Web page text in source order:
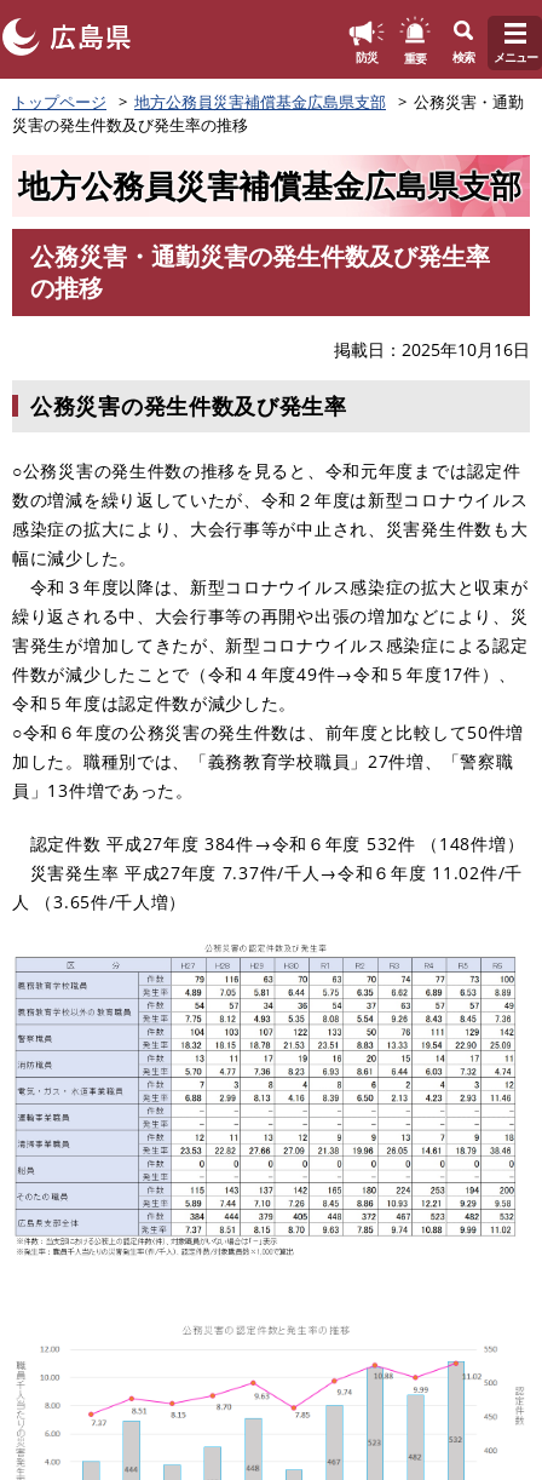
ペ
ー
ジ
防災 重要 検索 メニュー
トップページ 地方公務員災害補償基金広島県支部
公務災害・通勤
災害の発生件数及び発生率の推移
地方公務員災害補償基金広島県支部
公務災害・通勤災害の発生件数及び発生率
の推移
掲載日 2025年10月16日
公務災害の発生件数及び発生率
○公務災害の発生件数の推移を見ると、令和元年度までは認定件
数の増減を繰り返していたが、令和２年度は新型コロナウイルス
感染症の拡大により、大会行事等が中止され、災害発生件数も大
幅に減少した。
令和３年度以降は、新型コロナウイルス感染症の拡大と収束が
繰り返される中、大会行事等の再開や出張の増加などにより、災
害発生が増加してきたが、新型コロナウイルス感染症による認定
件数が減少したことで（令和４年度49件→令和５年度17件）、
令和５年度は認定件数が減少した。
○令和６年度の公務災害の発生件数は、前年度と比較して50件増
加した。職種別では、「義務教育学校職員」27件増、「警察職
員」13件増であった。
認定件数 平成27年度 384件→令和６年度 532件 （148件増）
災害発生率 平成27年度 7.37件/千人→令和６年度 11.02件/千
人 （3.65件/千人増）